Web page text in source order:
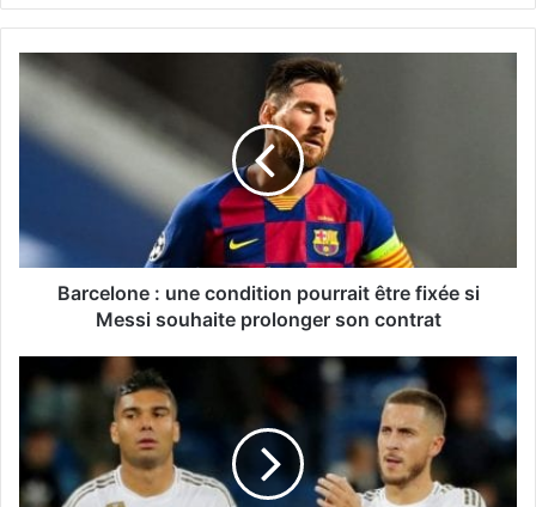
Barcelone : une condition pourrait être fixée si
Messi souhaite prolonger son contrat